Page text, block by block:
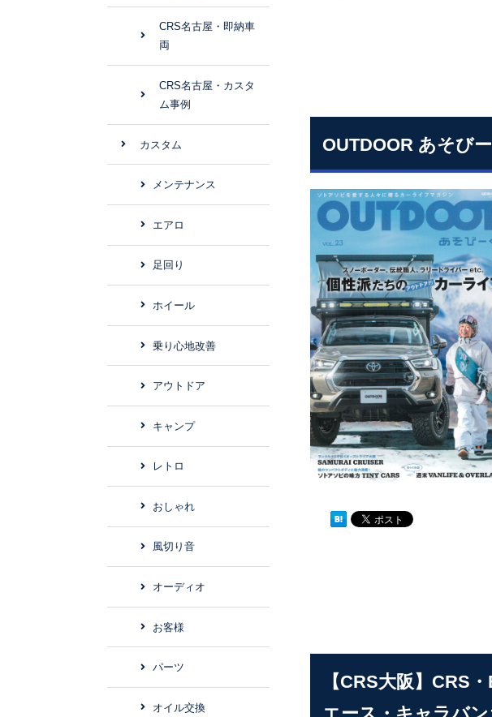
OUTDOOR あそび
【CRS大阪】CRS
CRS名古屋・即納車
両
CRS名古屋・カスタ
ム事例
カスタム
メンテナンス
エアロ
足回り
ホイール
乗り心地改善
アウトドア
キャンプ
レトロ
おしゃれ
風切り音
オーディオ
お客様
パーツ
オイル交換